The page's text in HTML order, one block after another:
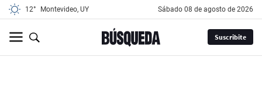
12° Montevideo, UY sábado 08 de agosto de 2026
Suscribite